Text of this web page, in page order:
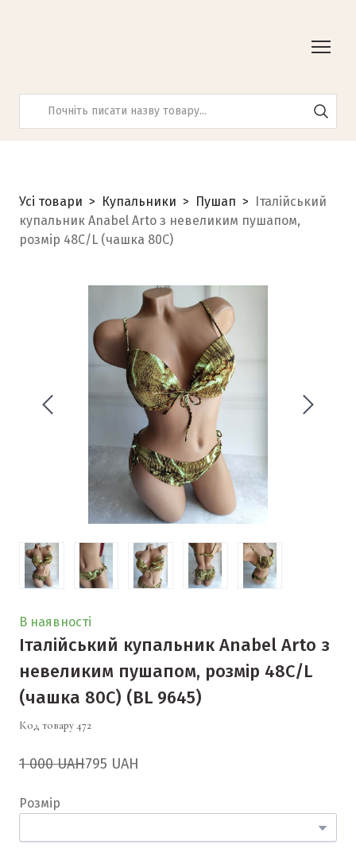
Усі товари Купальники Пушап
Італійський
купальник Anabel Arto з невеликим пушапом,
розмір 48С/L (чашка 80С)
В наявності
Італійський купальник Anabel Arto з
невеликим пушапом, розмір 48С/L
(чашка 80С) (BL 9645)
Код товару 472
1 000 UAH795 UAH
Розмір